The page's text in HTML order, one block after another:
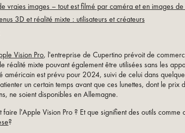
vraies images – tout est filmé par caméra et en images de
3D et réalité mixte : utilisateurs et créateurs
Vision Pro, l'entreprise de Cupertino prévoit de
réalité mixte pouvant également être utilisées sans les
américain est prévu pour 2024, suivi de celui dans
un certain temps avant que ces lunettes, dont le
ne soient disponibles en Allemagne.
faire l'Apple Vision Pro ? Et que signifient des outils comme
?